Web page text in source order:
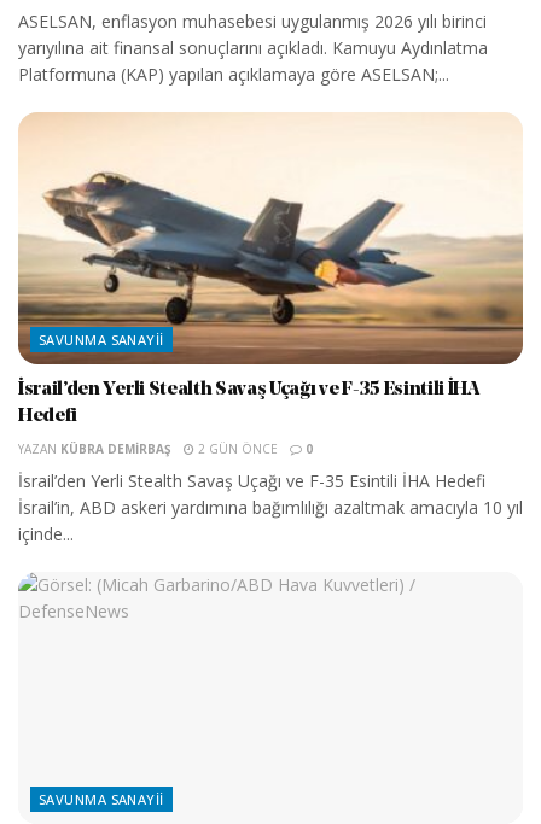
ASELSAN, enflasyon muhasebesi uygulanmış 2026 yılı birinci
yarıyılına ait finansal sonuçlarını açıkladı. Kamuyu Aydınlatma
Platformuna (KAP) yapılan açıklamaya göre ASELSAN;...
SAVUNMA SANAYII
İsrail’den Yerli Stealth Savaş Uçağı ve F-35 Esintili İHA
Hedefi
YAZAN KÜBRA DEMIRBAŞ 2 GÜN ÖNCE 0
İsrail’den Yerli Stealth Savaş Uçağı ve F-35 Esintili İHA Hedefi
İsrail’in, ABD askeri yardımına bağımlılığı azaltmak amacıyla 10 yıl
içinde...
SAVUNMA SANAYII